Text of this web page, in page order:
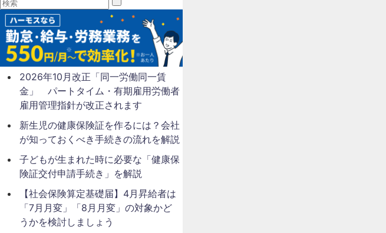
2026年10月改正「同一労働同一賃
金」 パートタイム・有期雇用労働者
雇用管理指針が改正されます
新生児の健康保険証を作るには？会社
が知っておくべき手続きの流れを解説
子どもが生まれた時に必要な「健康保
険証交付申請手続き」を解説
【社会保険算定基礎届】4月昇給者は
「7月月変」「8月月変」の対象かど
うかを検討しましょう